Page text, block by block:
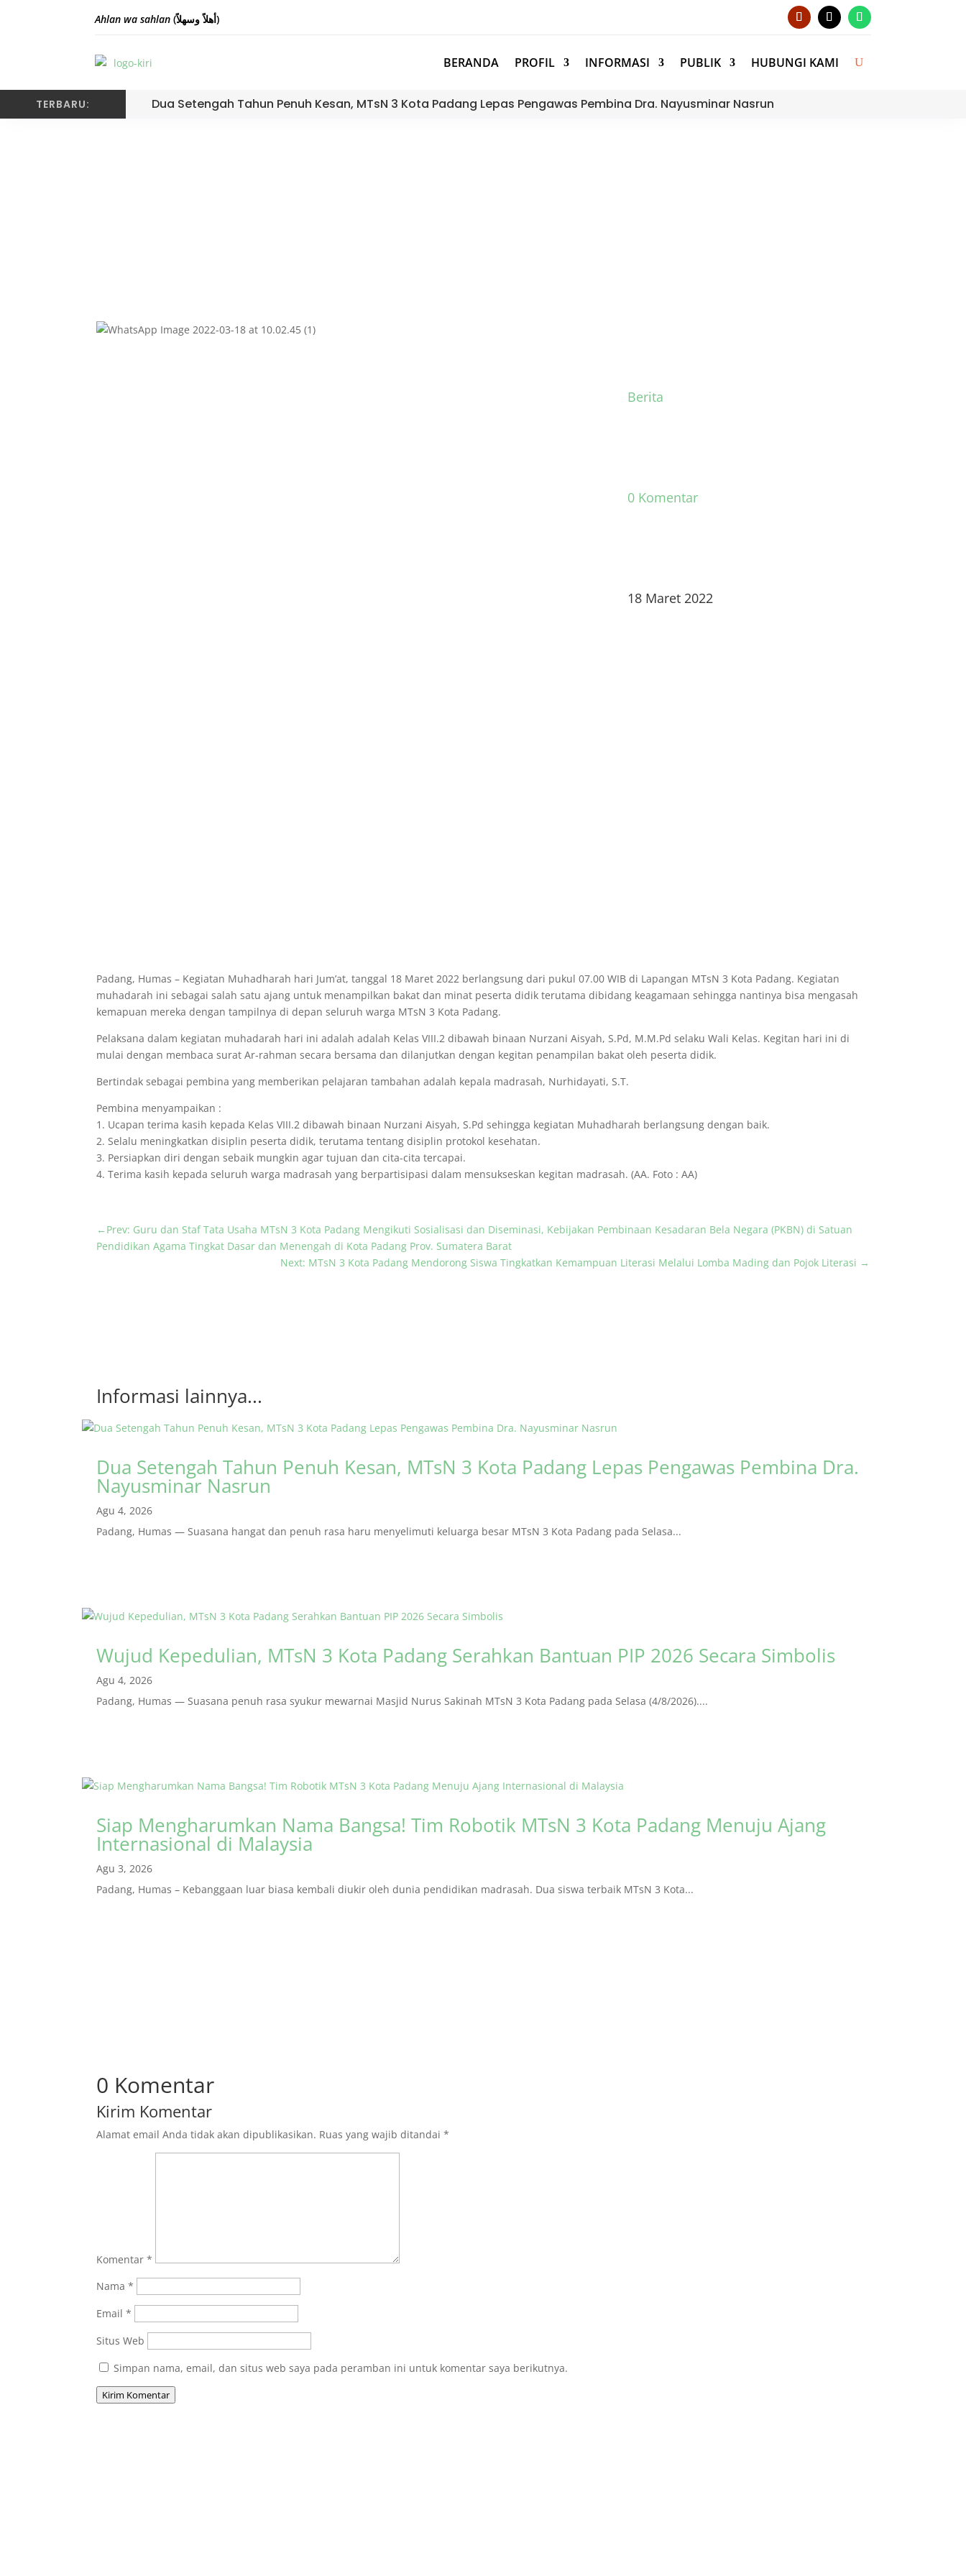
Ahlan wa sahlan (أهلاً وسهلاً)
BERANDA PROFIL INFORMASI PUBLIK HUBUNGI KAMI
TERBARU: Dua Setengah Tahun Penuh Kesan, MTsN 3 Kota Padang Lepas Pengawas Pembina Dra. Nayusminar Nasrun
Berita
0 Komentar
18 Maret 2022
Padang, Humas – Kegiatan Muhadharah hari Jum’at, tanggal 18 Maret 2022 berlangsung dari pukul 07.00 WIB di Lapangan MTsN 3 Kota Padang. Kegiatan
muhadarah ini sebagai salah satu ajang untuk menampilkan bakat dan minat peserta didik terutama dibidang keagamaan sehingga nantinya bisa mengasah
kemapuan mereka dengan tampilnya di depan seluruh warga MTsN 3 Kota Padang.
Pelaksana dalam kegiatan muhadarah hari ini adalah adalah Kelas VIII.2 dibawah binaan Nurzani Aisyah, S.Pd, M.M.Pd selaku Wali Kelas. Kegitan hari ini di
mulai dengan membaca surat Ar-rahman secara bersama dan dilanjutkan dengan kegitan penampilan bakat oleh peserta didik.
Bertindak sebagai pembina yang memberikan pelajaran tambahan adalah kepala madrasah, Nurhidayati, S.T.
Pembina menyampaikan :
1. Ucapan terima kasih kepada Kelas VIII.2 dibawah binaan Nurzani Aisyah, S.Pd sehingga kegiatan Muhadharah berlangsung dengan baik.
2. Selalu meningkatkan disiplin peserta didik, terutama tentang disiplin protokol kesehatan.
3. Persiapkan diri dengan sebaik mungkin agar tujuan dan cita-cita tercapai.
4. Terima kasih kepada seluruh warga madrasah yang berpartisipasi dalam mensukseskan kegitan madrasah. (AA. Foto : AA)
← Prev: Guru dan Staf Tata Usaha MTsN 3 Kota Padang Mengikuti Sosialisasi dan Diseminasi, Kebijakan Pembinaan Kesadaran Bela Negara (PKBN) di Satuan
Pendidikan Agama Tingkat Dasar dan Menengah di Kota Padang Prov. Sumatera Barat
Next: MTsN 3 Kota Padang Mendorong Siswa Tingkatkan Kemampuan Literasi Melalui Lomba Mading dan Pojok Literasi →
Informasi lainnya...
Dua Setengah Tahun Penuh Kesan, MTsN 3 Kota Padang Lepas Pengawas Pembina Dra.
Nayusminar Nasrun
Agu 4, 2026
Padang, Humas — Suasana hangat dan penuh rasa haru menyelimuti keluarga besar MTsN 3 Kota Padang pada Selasa...
Wujud Kepedulian, MTsN 3 Kota Padang Serahkan Bantuan PIP 2026 Secara Simbolis
Agu 4, 2026
Padang, Humas — Suasana penuh rasa syukur mewarnai Masjid Nurus Sakinah MTsN 3 Kota Padang pada Selasa (4/8/2026)....
Siap Mengharumkan Nama Bangsa! Tim Robotik MTsN 3 Kota Padang Menuju Ajang
Internasional di Malaysia
Agu 3, 2026
Padang, Humas – Kebanggaan luar biasa kembali diukir oleh dunia pendidikan madrasah. Dua siswa terbaik MTsN 3 Kota...
0 Komentar
Kirim Komentar
Alamat email Anda tidak akan dipublikasikan. Ruas yang wajib ditandai*
Komentar*
Nama*
Email*
Situs Web
Simpan nama, email, dan situs web saya pada peramban ini untuk komentar saya berikutnya.
Kirim Komentar